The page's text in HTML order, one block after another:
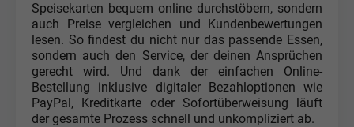
Speisekarten bequem online durchstöbern, sondern
auch Preise vergleichen und Kundenbewertungen
lesen. So findest du nicht nur das passende Essen,
sondern auch den Service, der deinen Ansprüchen
gerecht wird. Und dank der einfachen Online-
Bestellung inklusive digitaler Bezahloptionen wie
PayPal, Kreditkarte oder Sofortüberweisung läuft
der gesamte Prozess schnell und unkompliziert ab.